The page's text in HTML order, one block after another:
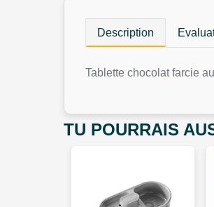
Description
Tablette chocolat farcie
TU POURRAIS